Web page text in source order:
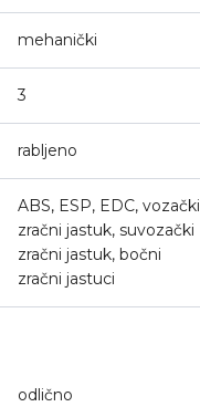
mehanički
3
rabljeno
ABS, ESP, EDC, vozački
zračni jastuk, suvozački
zračni jastuk, bočni
zračni jastuci
odlično